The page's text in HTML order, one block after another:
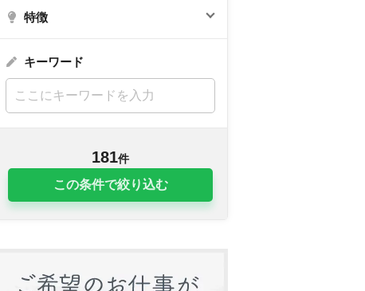
特徴
キーワード
181件
この条件で絞り込む